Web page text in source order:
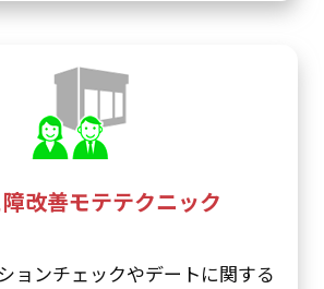
改善モテテクニック
ョンチェックやデートに関する